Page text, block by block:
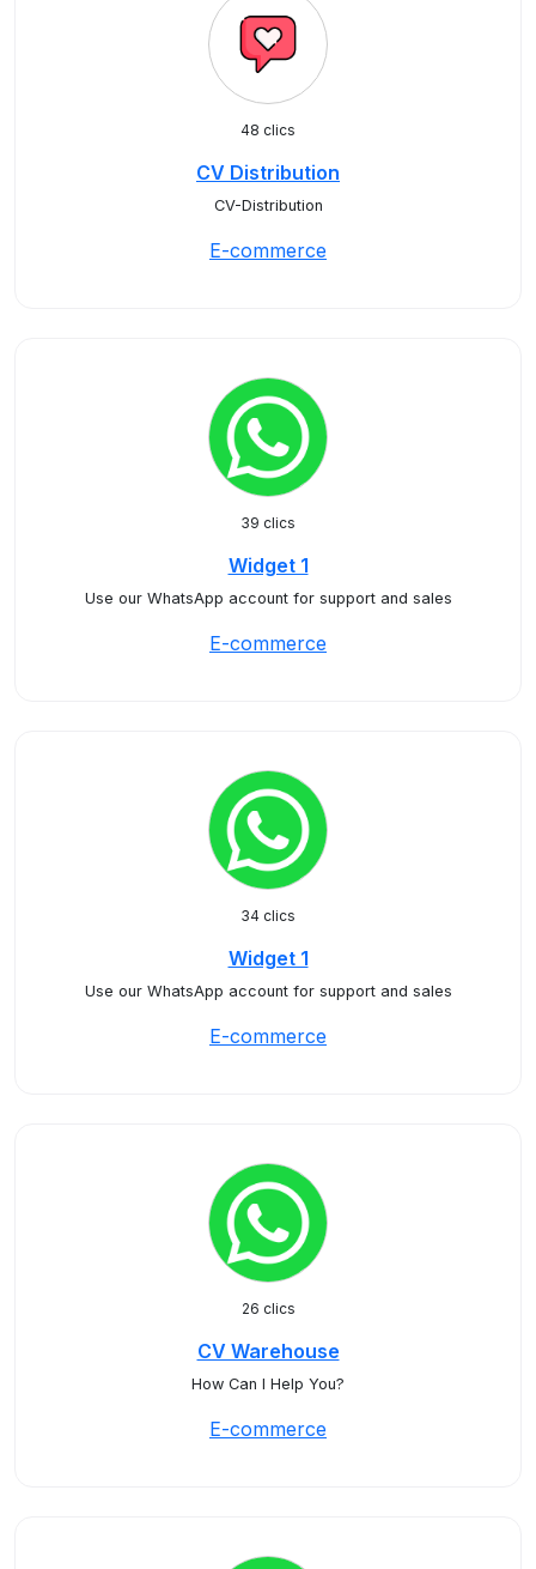
48 clics
CV Distribution
CV-Distribution
E-commerce
39 clics
Widget 1
Use our WhatsApp account for support and sales
E-commerce
34 clics
Widget 1
Use our WhatsApp account for support and sales
E-commerce
26 clics
CV Warehouse
How Can I Help You?
E-commerce